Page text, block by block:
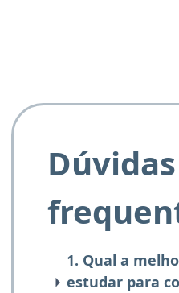
Dúvidas
1. Qual a
estudar para